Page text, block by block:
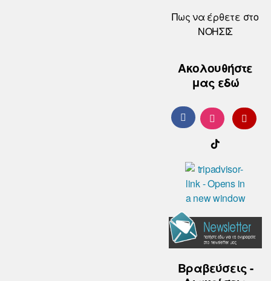
Πως να έρθετε στο
ΝΟΗΣΙΣ
Ακολουθήστε
μας εδώ
Βραβεύσεις -